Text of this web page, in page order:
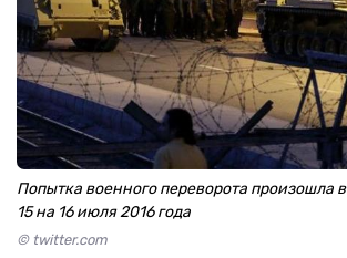
Попытка военного переворота произошла
15 на 16 июля 2016 года
© twitter.com